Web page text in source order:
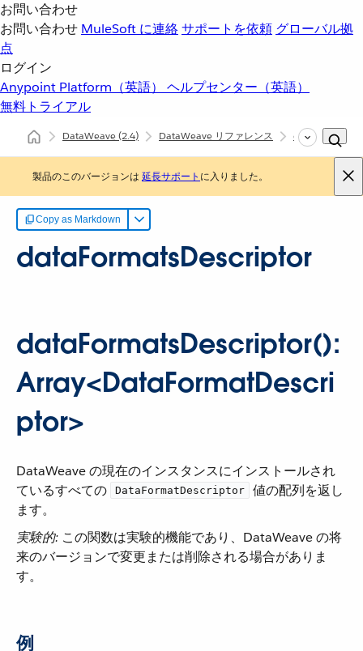
お問い合わせ
お問い合わせ MuleSoft に連絡サポートを依頼 グローバル拠
点
ログイン
Anypoint Platform（英語） ヘルプセンター（英語）
無料トライアル
DataWeave(2.4) DataWeave リファレンス dw::Runtime
製品のこのバージョンは 延長サポート に入りました。
Copy as Markdown
dataFormatsDescriptor
dataFormatsDescriptor():
Array<DataFormatDescri
ptor>
DataWeave の現在のインスタンスにインストールされ
ているすべての ​
DataFormatDescriptor
​ 値の配列を返し
ます。
実験的: ​ この関数は実験的機能であり、DataWeave の将
来のバージョンで変更または削除される場合がありま
す。
例